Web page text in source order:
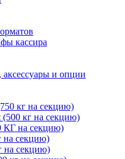
кассира
и опции
кг на секцию)
кг на секцию)
КГ на секцию)
на секцию)
на секцию)